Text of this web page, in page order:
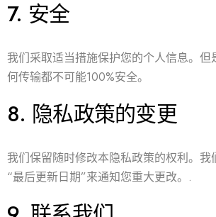
7. 安全
我们采取适当措施保护您的个人信息。但
何传输都不可能100%安全。
8. 隐私政策的变更
我们保留随时修改本隐私政策的权利。我
“最后更新日期”来通知您重大更改。.